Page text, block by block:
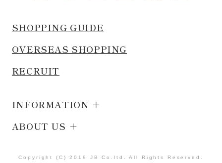
SHOPPING GUIDE
OVERSEAS SHOPPING
RECRUIT
INFORMATION
ABOUT US
Copyright (C) 2019 JB Co.ltd. All Rights Reserved.